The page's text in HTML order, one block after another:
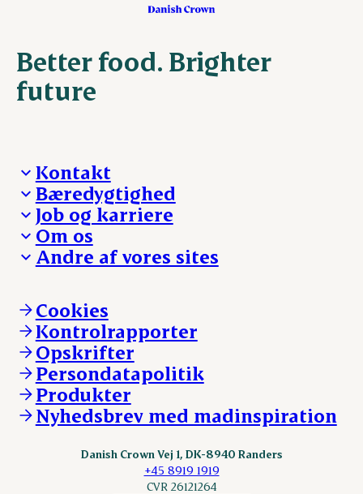
Better food. Brighter
future
Kontakt
Besøg Danish Crown
Presse og nyheder
Reklamationer
Whistleblower
Øvrige henvendelser
Bæredygtighed
Fra jord til bord
Hverdagen
Ansvarlighed og nøgletal
Job og karriere
Arbejd med os
Ledige stillinger
Om os
Hvem er vi
Vores resultater
Vores lokationer
Kontakt
Andre af vores sites
Andelsejere - kreatur
Danishcrownprofessional.com
DAT-Schaub.com
ESS-FOOD.com
Fonden Dansk Gastronomi
KLS.se
nordicspoor.com
Scanhide.dk
Cookies
Kontrolrapporter
Opskrifter
Persondatapolitik
Produkter
Nyhedsbrev med madinspiration
Danish Crown Vej 1, DK-8940 Randers
+45 8919 1919
CVR 26121264